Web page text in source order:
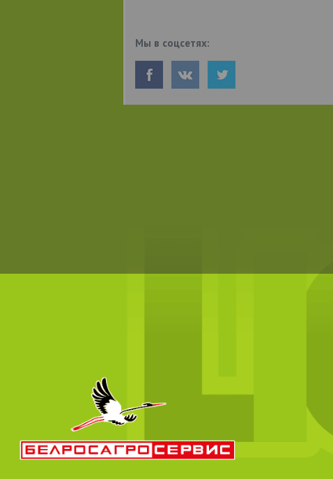
Мы в соцсетях: